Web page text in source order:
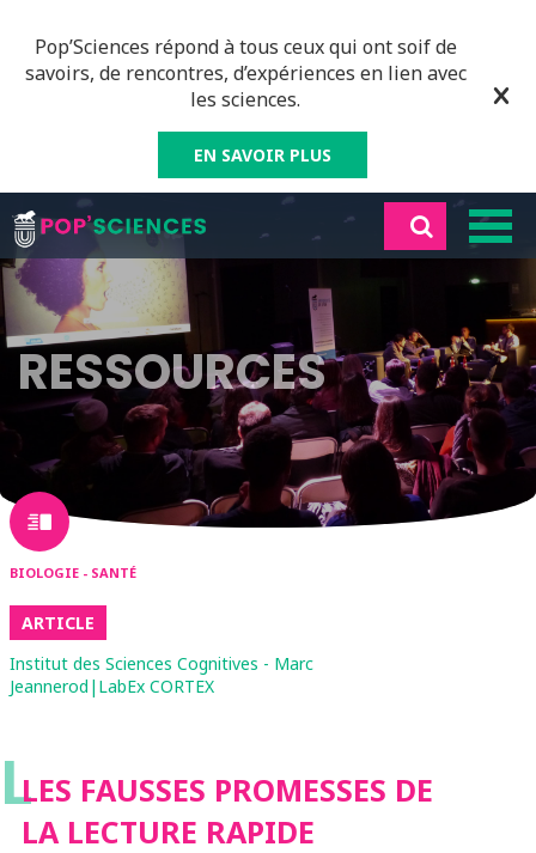
Pop’Sciences répond à tous ceux qui ont soif de
savoirs, de rencontres, d’expériences en lien avec
les sciences.
EN SAVOIR PLUS
RESSOURCES
BIOLOGIE - SANTÉ
ARTICLE
Institut des Sciences Cognitives - Marc
Jeannerod|LabEx CORTEX
LLES FAUSSES PROMESSES DE
LA LECTURE RAPIDE